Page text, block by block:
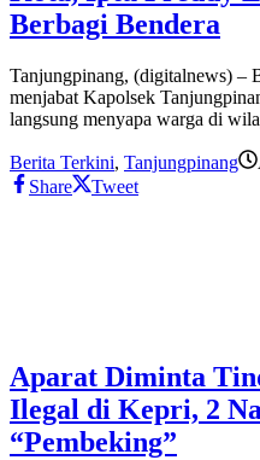
Berbagi Bendera
Tanjungpinang, (digitalnews) –
menjabat Kapolsek
langsung menyapa warga di
Berita Terkini, Tanjungpinang
Share
Tweet
Aparat Diminta
Ilegal di Kepri, 2
“Pembeking”